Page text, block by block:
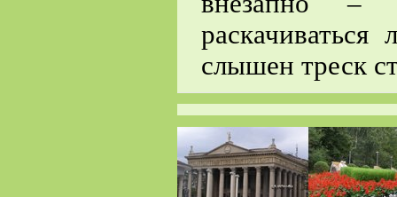
слышен треск